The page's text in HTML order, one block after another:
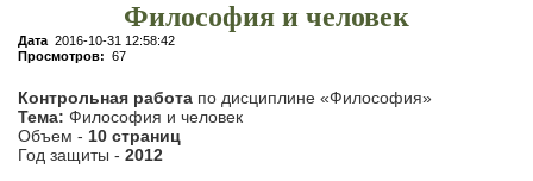
Философия и человек
Дата 2016-10-31 12:58:42
Просмотров: 67
Контрольная работа по дисциплине «Философия»
Тема: Философия и человек
Объем - 10 страниц
Год защиты - 2012